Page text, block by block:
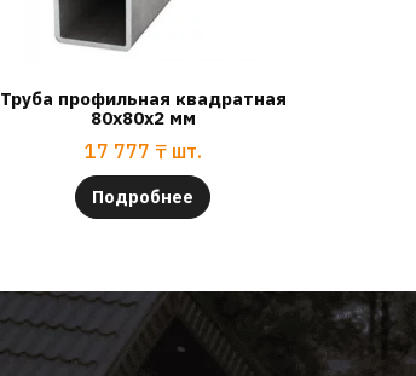
Труба профильная квадратная
80х80х2 мм
17 777 ₸ шт.
Подробнее